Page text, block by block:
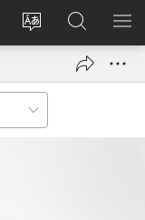
Balyui
yinaknan
an
site
Pag-
log
new
Pamiling
ha
JW.ORG